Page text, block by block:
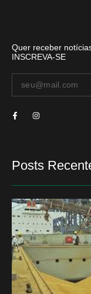
Quer receber
INSCREVA-SE
Posts